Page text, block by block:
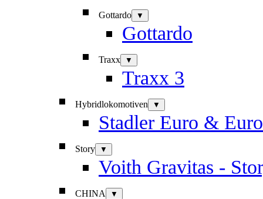
Gottardo ▼
Gottardo
Traxx ▼
Traxx 3
Hybridlokomotiven ▼
Stadler Euro &
Story ▼
Voith Gravitas -
CHINA ▼